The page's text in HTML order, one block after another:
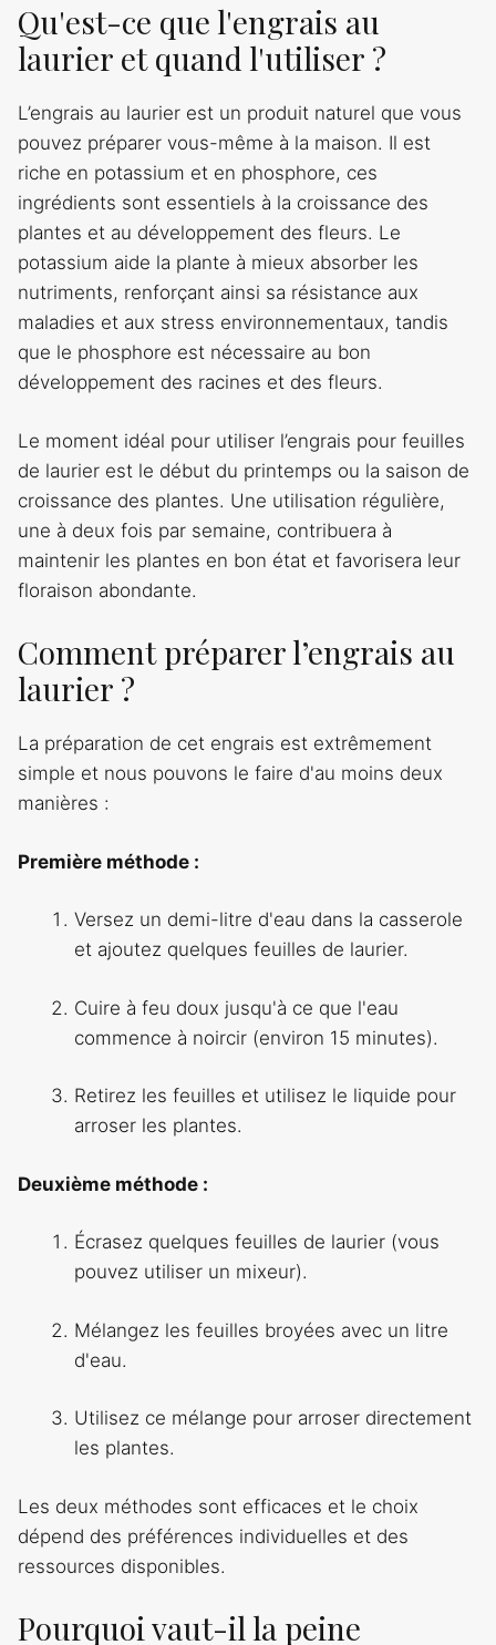
Qu'est-ce que l'engrais au
laurier et quand l'utiliser ?
L’engrais au laurier est un produit naturel que vous
pouvez préparer vous-même à la maison. Il est
riche en potassium et en phosphore, ces
ingrédients sont essentiels à la croissance des
plantes et au développement des fleurs. Le
potassium aide la plante à mieux absorber les
nutriments, renforçant ainsi sa résistance aux
maladies et aux stress environnementaux, tandis
que le phosphore est nécessaire au bon
développement des racines et des fleurs.
Le moment idéal pour utiliser l’engrais pour feuilles
de laurier est le début du printemps ou la saison de
croissance des plantes. Une utilisation régulière,
une à deux fois par semaine, contribuera à
maintenir les plantes en bon état et favorisera leur
floraison abondante.
Comment préparer l’engrais au
laurier ?
La préparation de cet engrais est extrêmement
simple et nous pouvons le faire d'au moins deux
manières :
Première méthode :
Versez un demi-litre d'eau dans la casserole
et ajoutez quelques feuilles de laurier.
Cuire à feu doux jusqu'à ce que l'eau
commence à noircir (environ 15 minutes).
Retirez les feuilles et utilisez le liquide pour
arroser les plantes.
Deuxième méthode :
Écrasez quelques feuilles de laurier (vous
pouvez utiliser un mixeur).
Mélangez les feuilles broyées avec un litre
d'eau.
Utilisez ce mélange pour arroser directement
les plantes.
Les deux méthodes sont efficaces et le choix
dépend des préférences individuelles et des
ressources disponibles.
Pourquoi vaut-il la peine